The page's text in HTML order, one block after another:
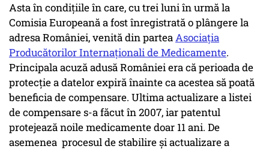
Asta în condițiile în care, cu trei luni în urmă la
Comisia Europeană a fost înregistrată o plângere la
adresa României, venită din parteaAsociația
Producătorilor Internaționali de Medicamente.
Principala acuză adusă României era că perioada de
protecție a datelor expiră înainte ca acestea să poată
beneficia de compensare. Ultima actualizare a listei
de compensare s-a făcut în 2007, iar patentul
protejează noile medicamente doar 11 ani. De
asemenea procesul de stabilire și actualizare a